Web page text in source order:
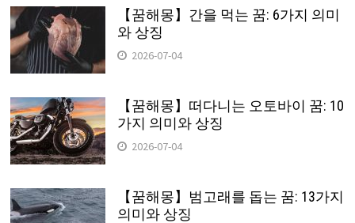
【꿈해몽】간을 먹는 꿈: 6가지 의미
와 상징
2026-07-04
【꿈해몽】떠다니는 오토바이 꿈: 10
가지 의미와 상징
2026-07-04
【꿈해몽】범고래를 돕는 꿈: 13가지
의미와 상징